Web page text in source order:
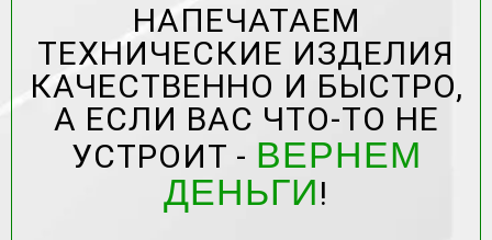
НАПЕЧАТАЕМ
ТЕХНИЧЕСКИЕ ИЗДЕЛИЯ
КАЧЕСТВЕННО И БЫСТРО,
А ЕСЛИ ВАС ЧТО-ТО НЕ
УСТРОИТ - ВЕРНЕМ
ДЕНЬГИ!